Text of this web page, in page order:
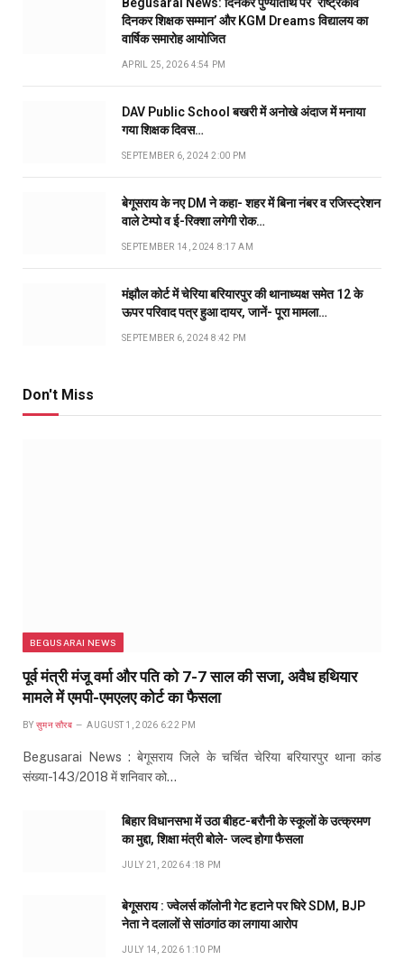
दिनकर शिक्षक सम्मान’ और KGM Dreams विद्यालय का
वार्षिक समारोह आयोजित
APRIL 25, 2026 4:54 PM
DAV Public School बखरी में अनोखे अंदाज में मनाया
गया शिक्षक दिवस…
SEPTEMBER 6, 2024 2:00 PM
बेगूसराय के नए DM ने कहा- शहर में बिना नंबर व रजिस्ट्रेशन
वाले टेम्पो व ई-रिक्शा लगेगी रोक…
SEPTEMBER 14, 2024 8:17 AM
मंझौल कोर्ट में चेरिया बरियारपुर की थानाध्यक्ष समेत 12 के
ऊपर परिवाद पत्र हुआ दायर, जानें- पूरा मामला…
SEPTEMBER 6, 2024 8:42 PM
Don't Miss
BEGUSARAI NEWS
पूर्व मंत्री मंजू वर्मा और पति को 7-7 साल की सजा, अवैध हथियार
मामले में एमपी-एमएलए कोर्ट का फैसला
BY सुमन सौरब AUGUST 1, 2026 6:22 PM
Begusarai News : बेगूसराय जिले के चर्चित चेरिया बरियारपुर थाना कांड
संख्या-143/2018 में शनिवार को…
बिहार विधानसभा में उठा बीहट-बरौनी के स्कूलों के उत्क्रमण
का मुद्दा, शिक्षा मंत्री बोले- जल्द होगा फैसला
JULY 21, 2026 4:18 PM
बेगूसराय : ज्वेलर्स कॉलोनी गेट हटाने पर घिरे SDM, BJP
नेता ने दलालों से सांठगांठ का लगाया आरोप
JULY 14, 2026 1:10 PM